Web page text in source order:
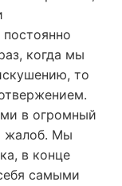
когда мы
то
в огромный
жалоб. Мы
в конце
самыми